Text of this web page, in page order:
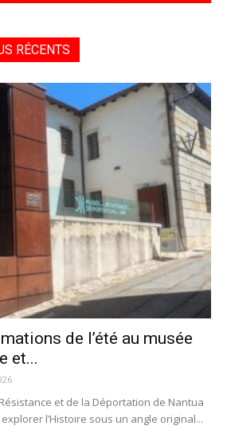
RÉCENTS
de l’été au musée
et...
et de la Déportation de Nantua
l’Histoire sous un angle original...